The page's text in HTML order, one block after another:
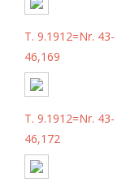
T. 9.1912=Nr. 43-
46,169
T. 9.1912=Nr. 43-
46,172